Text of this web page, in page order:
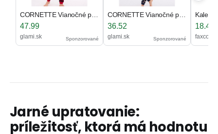
CORNETTE Vianočné pyžamo 115/289-Winter 289 2XL
47.99
glami.sk Sponzorované
CORNETTE Vianočné pyžamo 115/256-Home 256 S
36.52
glami.sk Sponzorované
18.45
Jarné upratovanie:
príležitosť, ktorá má hodnotu